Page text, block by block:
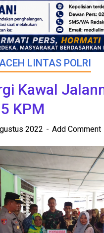
LINTAS POLRI
Kawal
KPM
2022 Add Comment